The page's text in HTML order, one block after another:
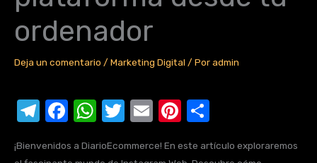
ordenador
Deja un comentario / Marketing Digital / Poradmin
T
e
F
c
W
at
T
it
E
ail
Pi
er m
¡Bienvenidos a DiarioEcommerce! En este artículo exploraremos